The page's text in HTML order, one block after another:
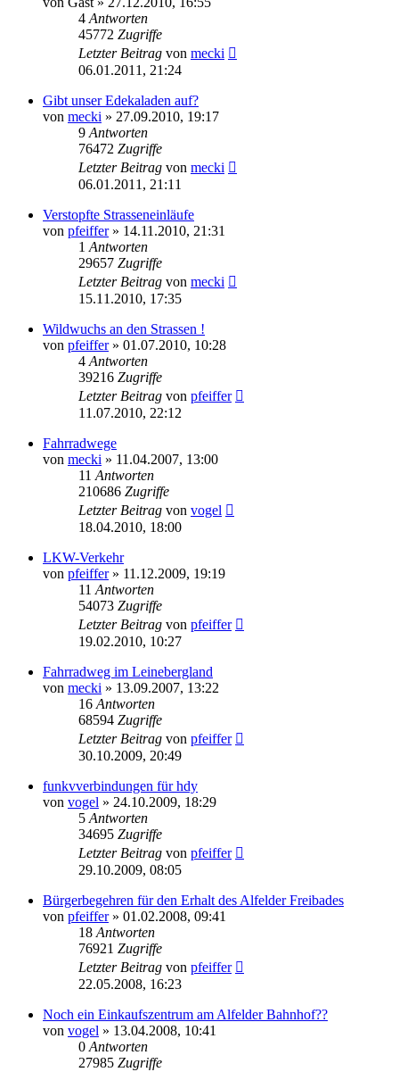
4 Antworten
45772 Zugriffe
Letzter Beitrag von mecki
06.01.2011, 21:24
Gibt unser Edekaladen auf?
von mecki » 27.09.2010, 19:17
9 Antworten
76472 Zugriffe
Letzter Beitrag von mecki
06.01.2011, 21:11
Verstopfte Strasseneinläufe
von pfeiffer» 14.11.2010, 21:31
1 Antworten
29657 Zugriffe
Letzter Beitrag von mecki
15.11.2010, 17:35
Wildwuchs an den Strassen !
von pfeiffer» 01.07.2010, 10:28
4 Antworten
39216 Zugriffe
Letzter Beitrag von pfeiffer
11.07.2010, 22:12
Fahrradwege
von mecki » 11.04.2007, 13:00
11 Antworten
210686 Zugriffe
Letzter Beitrag von vogel
18.04.2010, 18:00
LKW-Verkehr
von pfeiffer» 11.12.2009, 19:19
11 Antworten
54073 Zugriffe
Letzter Beitrag von pfeiffer
19.02.2010, 10:27
Fahrradweg im Leinebergland
von mecki » 13.09.2007, 13:22
16 Antworten
68594 Zugriffe
Letzter Beitrag von pfeiffer
30.10.2009, 20:49
funkvverbindungen für hdy
von vogel » 24.10.2009, 18:29
5 Antworten
34695 Zugriffe
Letzter Beitrag von pfeiffer
29.10.2009, 08:05
Bürgerbegehren für den Erhalt des Alfelder Freibades
von pfeiffer» 01.02.2008, 09:41
18 Antworten
76921 Zugriffe
Letzter Beitrag von pfeiffer
22.05.2008, 16:23
Noch ein Einkaufszentrum am Alfelder Bahnhof??
von vogel » 13.04.2008, 10:41
0 Antworten
27985 Zugriffe